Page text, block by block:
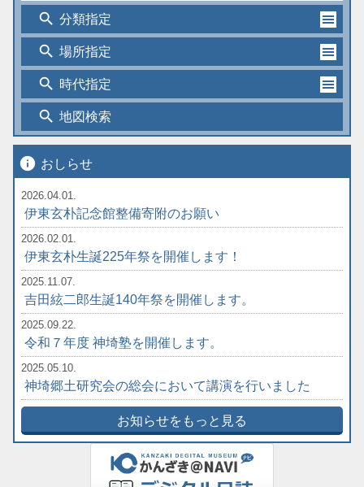
search 分類指定
search 場所指定
search 時代指定
search 地図検索
info おしらせ
2026.04.01.
伊東玄朴記念館整備寄附のお願い
2026.02.01.
伊東玄朴生誕225年祭を開催します！
2025.11.07.
吉田絃二郎生誕140年祭を開催します。
2025.09.22.
令和７年度 神埼塾を開催します。
2025.05.10.
神埼郷土研究会の総会において講演を行いました
お知らせをもっと見る